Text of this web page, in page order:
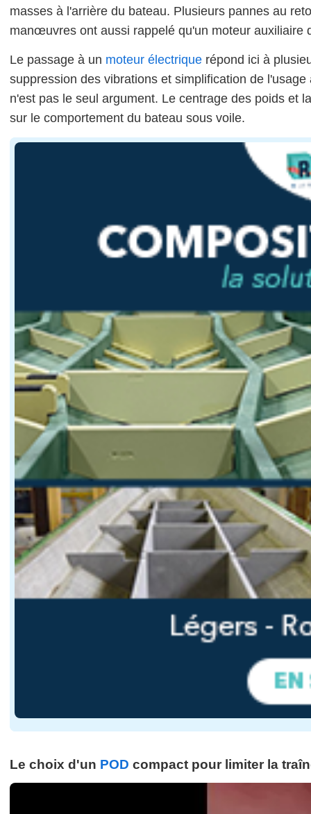
masses à l'arrière du bateau. Plusieurs pannes au
manœuvres ont aussi rappelé qu'un moteur auxiliaire
Le passage à un moteur électrique répond ici à
suppression des vibrations et simplification de
n'est pas le seul argument. Le centrage des poids et
sur le comportement du bateau sous voile.
Le choix d'un POD compact pour limiter la